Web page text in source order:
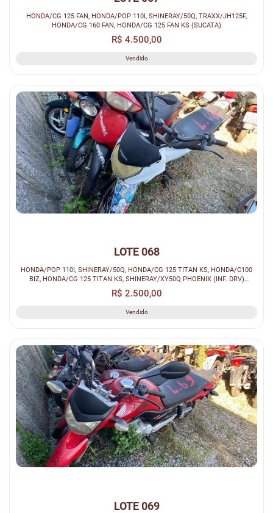
HONDA/CG 125 FAN, HONDA/POP 110I, SHINERAY/50Q, TRAXX/JH125F,
HONDA/CG 160 FAN, HONDA/CG 125 FAN KS (SUCATA)
R$ 4.500,00
Vendido
LOTE 068
HONDA/POP 110I, SHINERAY/50Q, HONDA/CG 125 TITAN KS, HONDA/C100
BIZ, HONDA/CG 125 TITAN KS, SHINERAY/XY50Q PHOENIX (INF. DRV)
(SUCATA)
R$ 2.500,00
Vendido
LOTE 069